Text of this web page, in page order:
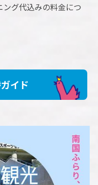
グ代込みの料金につ
イド